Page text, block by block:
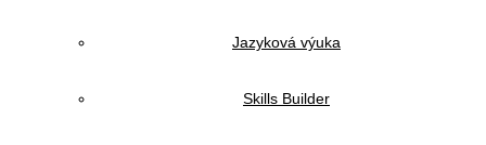
Jazyková výuka
Skills Builder